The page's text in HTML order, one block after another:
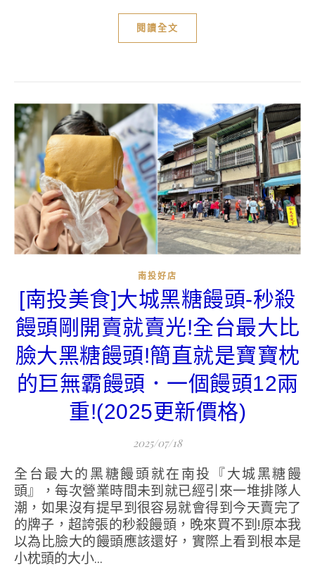
閱讀全文
南投好店
[南投美食]大城黑糖饅頭-秒殺
饅頭剛開賣就賣光!全台最大比
臉大黑糖饅頭!簡直就是寶寶枕
的巨無霸饅頭．一個饅頭12兩
重!(2025更新價格)
2025/07/18
全台最大的黑糖饅頭就在南投『大城黑糖饅
頭』，每次營業時間未到就已經引來一堆排隊人
潮，如果沒有提早到很容易就會得到今天賣完了
的牌子，超誇張的秒殺饅頭，晚來買不到!原本我
以為比臉大的饅頭應該還好，實際上看到根本是
小枕頭的大小...